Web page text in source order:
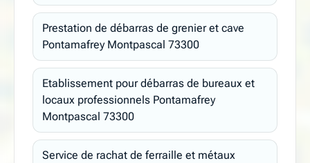
Prestation de débarras de grenier et cave
Pontamafrey Montpascal 73300
Etablissement pour débarras de bureaux et
locaux professionnels Pontamafrey
Montpascal 73300
Service de rachat de ferraille et métaux